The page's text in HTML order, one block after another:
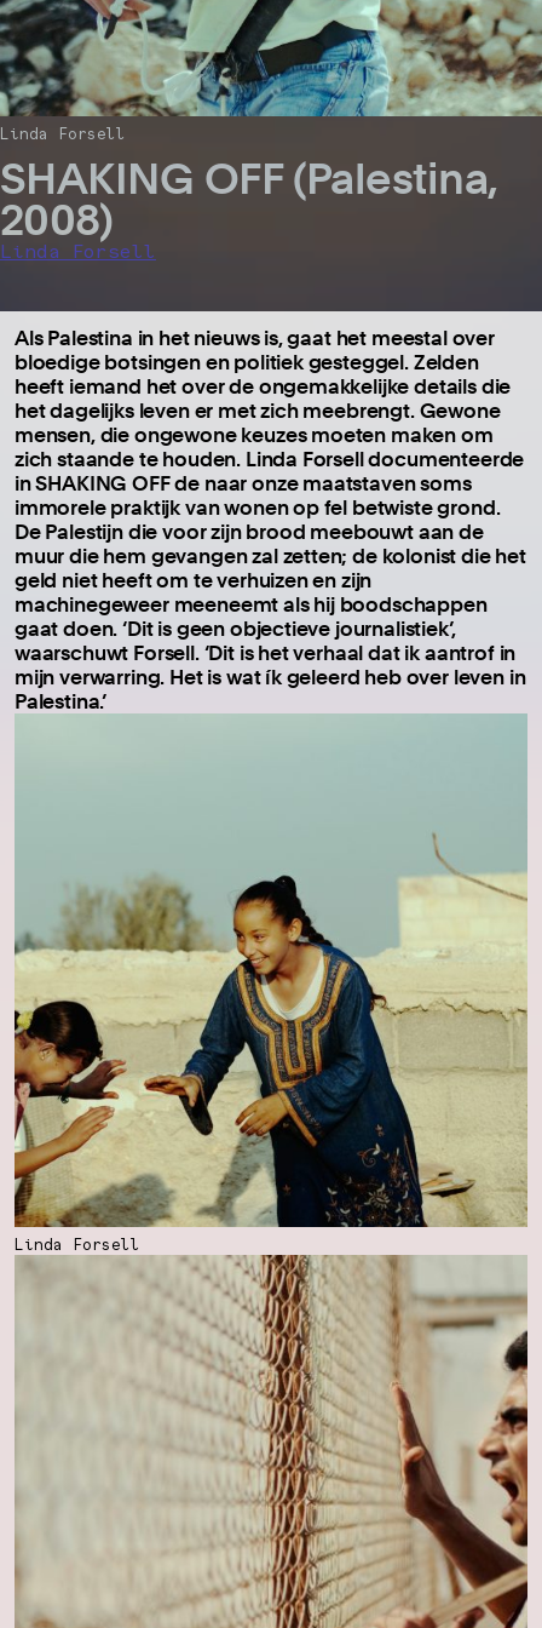
SHAKING OFF (Palestina,
2008)
Linda Forsell
Linda Forsell
Als Palestina in het nieuws is, gaat het meestal over
bloedige botsingen en politiek gesteggel. Zelden
heeft iemand het over de ongemakkelijke details die
het dagelijks leven er met zich meebrengt. Gewone
mensen, die ongewone keuzes moeten maken om
zich staande te houden. Linda Forsell documenteerde
in SHAKING OFF de naar onze maatstaven soms
immorele praktijk van wonen op fel betwiste grond.
De Palestijn die voor zijn brood meebouwt aan de
muur die hem gevangen zal zetten; de kolonist die het
geld niet heeft om te verhuizen en zijn
machinegeweer meeneemt als hij boodschappen
gaat doen. ‘Dit is geen objectieve journalistiek’,
waarschuwt Forsell. ‘Dit is het verhaal dat ik aantrof in
mijn verwarring. Het is wat ík geleerd heb over leven in
Palestina.’
Linda Forsell